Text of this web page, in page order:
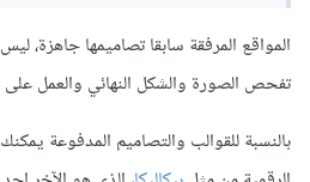
المواقع المرفقة سابقا تصاميمها جاهزة،
تفحص الصورة والشكل النهائي والعمل على
بالنسبة للقوالب والتصاميم المدفوعة